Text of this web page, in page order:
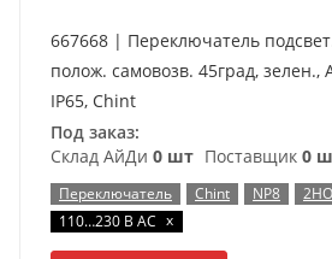
667668 | Переключатель
полож. самовозв. 45град, зелен.,
IP65, Chint
Под заказ:
Склад АйДи 0 шт Поставщик 0
Переключатель Chint NP8 2НО
110…230 В AC x